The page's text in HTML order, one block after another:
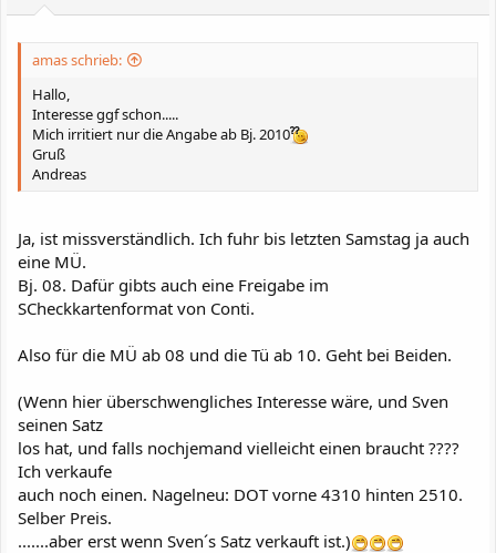
amas schrieb:
Hallo,
Interesse ggf schon.....
Mich irritiert nur die Angabe ab Bj. 2010
Gruß
Andreas
Ja, ist missverständlich. Ich fuhr bis letzten Samstag ja auch
eine MÜ.
Bj. 08. Dafür gibts auch eine Freigabe im
SCheckkartenformat von Conti.
Also für die MÜ ab 08 und die Tü ab 10. Geht bei Beiden.
(Wenn hier überschwengliches Interesse wäre, und Sven
seinen Satz
los hat, und falls nochjemand vielleicht einen braucht ????
Ich verkaufe
auch noch einen. Nagelneu: DOT vorne 4310 hinten 2510.
Selber Preis.
.......aber erst wenn Sven´s Satz verkauft ist.)